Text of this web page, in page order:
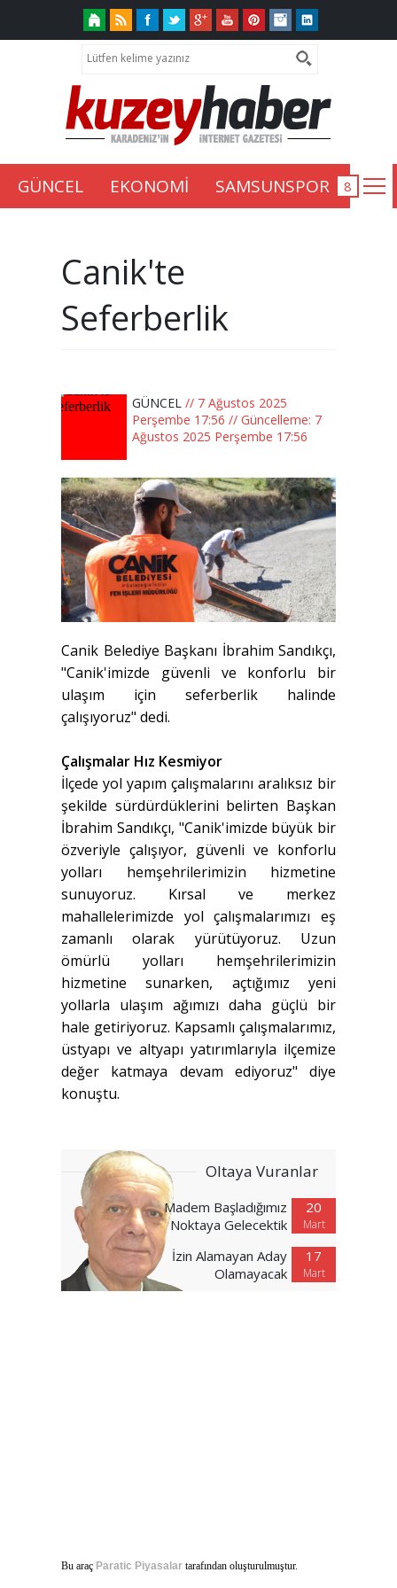
GÜNCEL EKONOMİ SAMSUNSPOR
Canik'te
Seferberlik
GÜNCEL // 7 Ağustos 2025
Perşembe 17:56 // Güncelleme: 7
Ağustos 2025 Perşembe 17:56
Canik Belediye Başkanı İbrahim Sandıkçı,
"Canik'imizde güvenli ve konforlu bir
ulaşım için seferberlik halinde
çalışıyoruz" dedi.
Çalışmalar Hız Kesmiyor
İlçede yol yapım çalışmalarını aralıksız bir
şekilde sürdürdüklerini belirten Başkan
İbrahim Sandıkçı, "Canik'imizde büyük bir
özveriyle çalışıyor, güvenli ve konforlu
yolları hemşehrilerimizin hizmetine
sunuyoruz. Kırsal ve merkez
mahallelerimizde yol çalışmalarımızı eş
zamanlı olarak yürütüyoruz. Uzun
ömürlü yolları hemşehrilerimizin
hizmetine sunarken, açtığımız yeni
yollarla ulaşım ağımızı daha güçlü bir
hale getiriyoruz. Kapsamlı çalışmalarımız,
üstyapı ve altyapı yatırımlarıyla ilçemize
değer katmaya devam ediyoruz" diye
konuştu.
Oltaya Vuranlar
20
Mart
Madem Başladığımız
Noktaya Gelecektik
17
Mart
İzin Alamayan Aday
Olamayacak
Bu araç Paratic Piyasalar tarafından oluşturulmuştur.